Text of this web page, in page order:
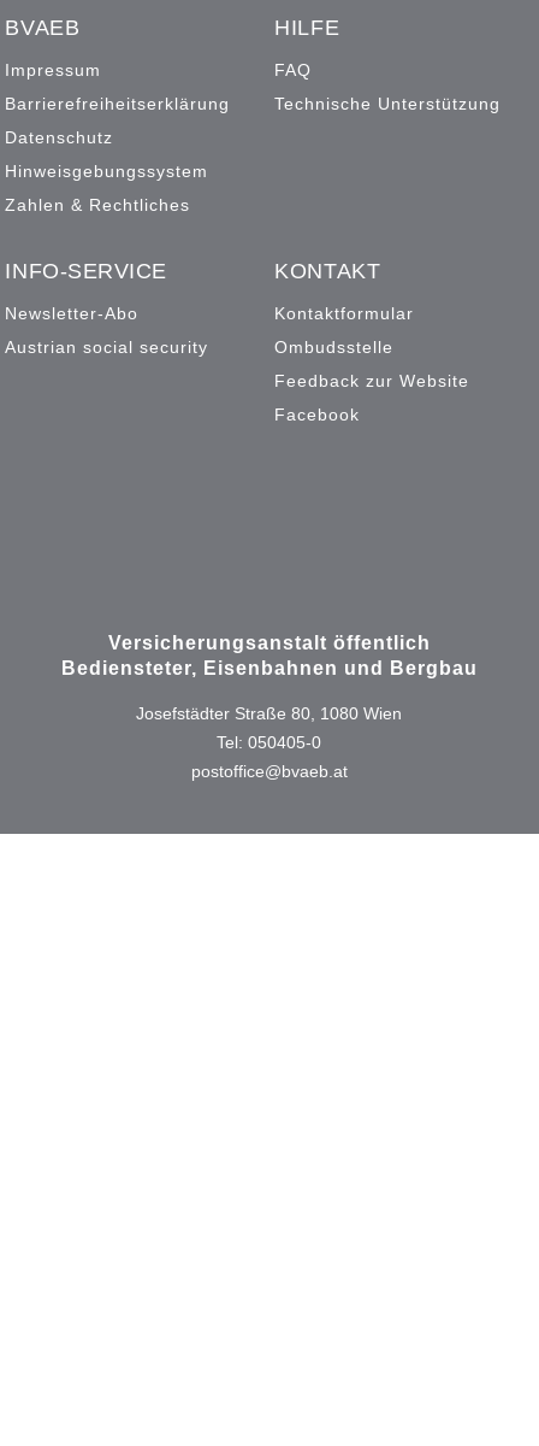
Versicherungsanstalt öffentlich
Bediensteter, Eisenbahnen und Bergbau
Josefstädter Straße 80, 1080 Wien
Tel: 050405-0
postoffice@bvaeb.at
BVAEB
Impressum
Barrierefreiheitserklärung
Datenschutz
Hinweisgebungssystem
Zahlen & Rechtliches
HILFE
FAQ
Technische Unterstützung
INFO-SERVICE
Newsletter-Abo
Austrian social security
KONTAKT
Kontaktformular
Ombudsstelle
Feedback zur Website
Facebook